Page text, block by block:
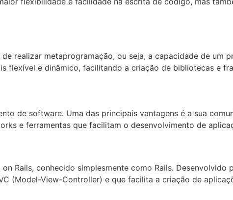
realizar metaprogramação, ou seja, a capacidade de um
flexível e dinâmico, facilitando a criação de bibliotecas e
de software. Uma das principais vantagens é a sua
e ferramentas que facilitam o desenvolvimento de
Rails, conhecido simplesmente como Rails. Desenvolvido
(Model-View-Controller) e que facilita a criação de